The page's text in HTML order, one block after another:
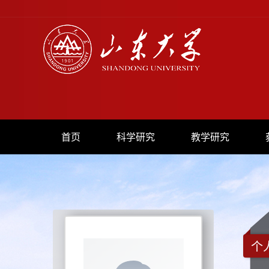
首页 科学研究 教学研究
个